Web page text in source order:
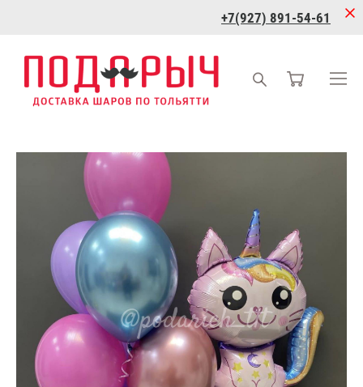
+7(927) 891-54-61